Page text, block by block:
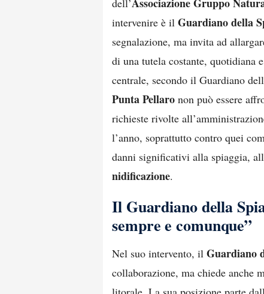
dell’
intervenire è il Guardiano della
segnalazione, ma invita ad
di una tutela costante,
centrale, secondo il Guardiano
Punta Pellaro non può essere
richieste rivolte
l’anno, soprattutto contro quei
danni significativi alla spiaggia,
nidificazione.
Il Guardiano della
sempre e comunque”
Nel suo intervento, il Guardiano
collaborazione, ma chiede anche